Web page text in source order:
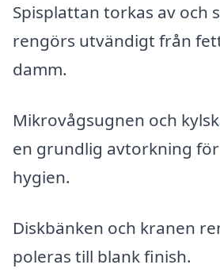
Spisplattan torkas av och
rengörs utvändigt från
damm.
Mikrovågsugnen och
en grundlig avtorkning
hygien.
Diskbänken och kranen
poleras till blank finish.